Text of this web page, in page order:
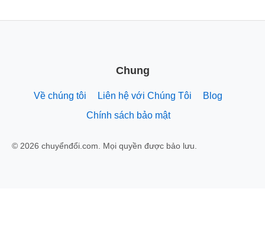
Chung
Về chúng tôi Liên hệ với Chúng Tôi
Blog
Chính sách bảo mật
© 2026 chuyểnđổi.com. Mọi quyền được bảo lưu.